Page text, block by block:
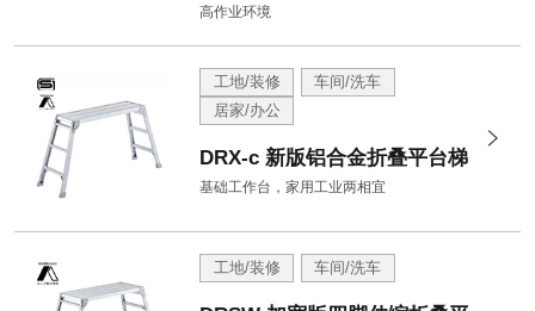
高作业环境
工地/装修
车间/洗车
居家/办公
DRX-c 新版铝合金折叠平台梯
基础工作台，家用工业两相宜
工地/装修 车间/洗车